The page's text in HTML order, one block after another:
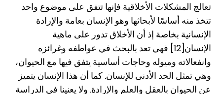
تعالج المشكلات الأخلاقية فإنها تتفق على موضوع واحد
تتخذ منه أساسًا لأبحاثها وهو الإنسان بعامة والإرادة
الإنسانية بخاصة إذ أن الأخلاق تدور على ماهية
الإنسان[12] فهي تعد بالبحث في عواطفه وغرائزه
وانفعالاته وميوله وحاجات أساسية يتفق فيها مع الحيوان،
وهي تمثل الحد الأدنى للإنسان. كما أن هذا الإنسان يتميز
عن الحيوان بالعقل والعلم والإرادة. ولا يعنينا في الدراسة